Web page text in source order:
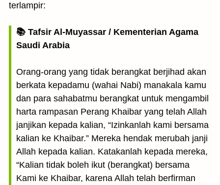
terlampir:
📚 Tafsir Al-Muyassar / Kementerian Agama
Saudi Arabia
Orang-orang yang tidak berangkat berjihad akan
berkata kepadamu (wahai Nabi) manakala kamu
dan para sahabatmu berangkat untuk mengambil
harta rampasan Perang Khaibar yang telah Allah
janjikan kepada kalian, “Izinkanlah kami bersama
kalian ke Khaibar.” Mereka hendak merubah janji
Allah kepada kalian. Katakanlah kepada mereka,
“Kalian tidak boleh ikut (berangkat) bersama
Kami ke Khaibar, karena Allah telah berfirman